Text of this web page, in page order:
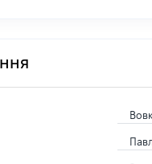
Вовк